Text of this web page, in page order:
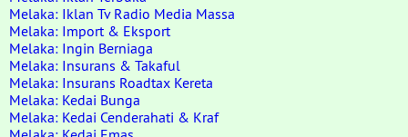
Melaka: Iklan Tv Radio Media Massa
Melaka: Import & Eksport
Melaka: Ingin Berniaga
Melaka: Insurans & Takaful
Melaka: Insurans Roadtax Kereta
Melaka: Kedai Bunga
Melaka: Kedai Cenderahati & Kraf